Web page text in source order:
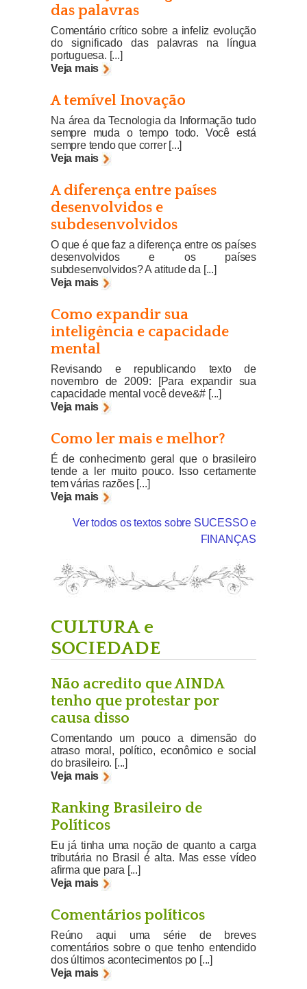
das palavras
Comentário crítico sobre a infeliz evolução
do significado das palavras na língua
portuguesa. [...]
Veja mais
A temível Inovação
Na área da Tecnologia da Informação tudo
sempre muda o tempo todo. Você está
sempre tendo que correr [...]
Veja mais
A diferença entre países
desenvolvidos e
subdesenvolvidos
O que é que faz a diferença entre os países
desenvolvidos e os países
subdesenvolvidos? A atitude da [...]
Veja mais
Como expandir sua
inteligência e capacidade
mental
Revisando e republicando texto de
novembro de 2009: [Para expandir sua
capacidade mental você deve&# [...]
Veja mais
Como ler mais e melhor?
É de conhecimento geral que o brasileiro
tende a ler muito pouco. Isso certamente
tem várias razões [...]
Veja mais
Ver todos os textos sobre SUCESSO e
FINANÇAS
CULTURA e
SOCIEDADE
Não acredito que AINDA
tenho que protestar por
causa disso
Comentando um pouco a dimensão do
atraso moral, político, econômico e social
do brasileiro. [...]
Veja mais
Ranking Brasileiro de
Políticos
Eu já tinha uma noção de quanto a carga
tributária no Brasil é alta. Mas esse vídeo
afirma que para [...]
Veja mais
Comentários políticos
Reúno aqui uma série de breves
comentários sobre o que tenho entendido
dos últimos acontecimentos po [...]
Veja mais